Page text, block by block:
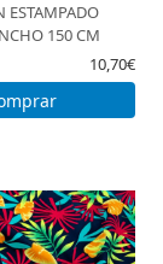
ESTAMPADO
150 CM
10,70€